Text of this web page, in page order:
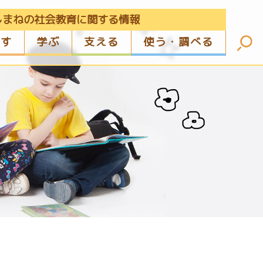
ねの社会教育に関する情報
学ぶ 支える 使う・調べる